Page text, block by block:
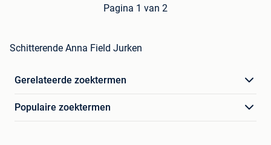
Pagina 1 van 2
Schitterende Anna Field Jurken
Gerelateerde zoektermen
Populaire zoektermen